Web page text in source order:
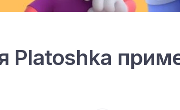
Platoshka